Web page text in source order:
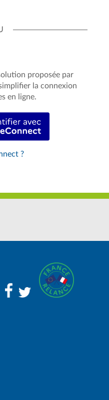
proposée par
la connexion
en ligne.
S’identifier avec FranceConnect
?